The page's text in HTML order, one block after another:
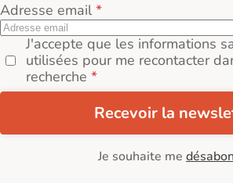
Adresse email
J'accepte que les informations
utilisées pour me recontacter
recherche
Recevoir la
Je souhaite me